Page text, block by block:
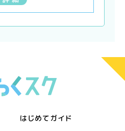
はじめてガイド